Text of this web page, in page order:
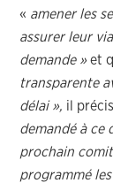
« amener les
assurer leur
demande »et
transparente
délai », il
demandé à ce
prochain
programmé